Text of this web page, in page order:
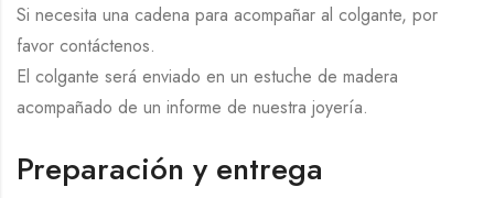
Si necesita una cadena para acompañar al colgante, por
favor contáctenos.
El colgante será enviado en un estuche de madera
acompañado de un informe de nuestra joyería.
Preparación y entrega